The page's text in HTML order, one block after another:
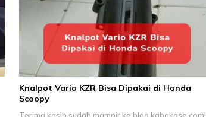
Knalpot Vario KZR Bisa Dipakai di Honda
Scoopy